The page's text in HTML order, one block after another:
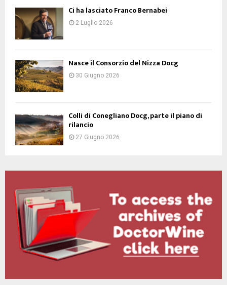
Ci ha lasciato Franco Bernabei
2 Luglio 2026
Nasce il Consorzio del Nizza Docg
30 Giugno 2026
Colli di Conegliano Docg, parte il piano di
rilancio
27 Giugno 2026